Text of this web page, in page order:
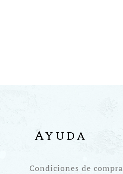
Ayuda
Condiciones de compra